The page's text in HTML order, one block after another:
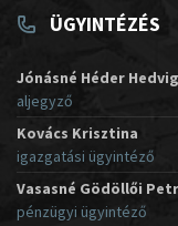
ÜGYINTÉZÉS
Jónásné Héder Hedvig
aljegyző
Kovács Krisztina
igazgatási ügyintéző
Vasasné Gödöllői
pénzügyi ügyintéző